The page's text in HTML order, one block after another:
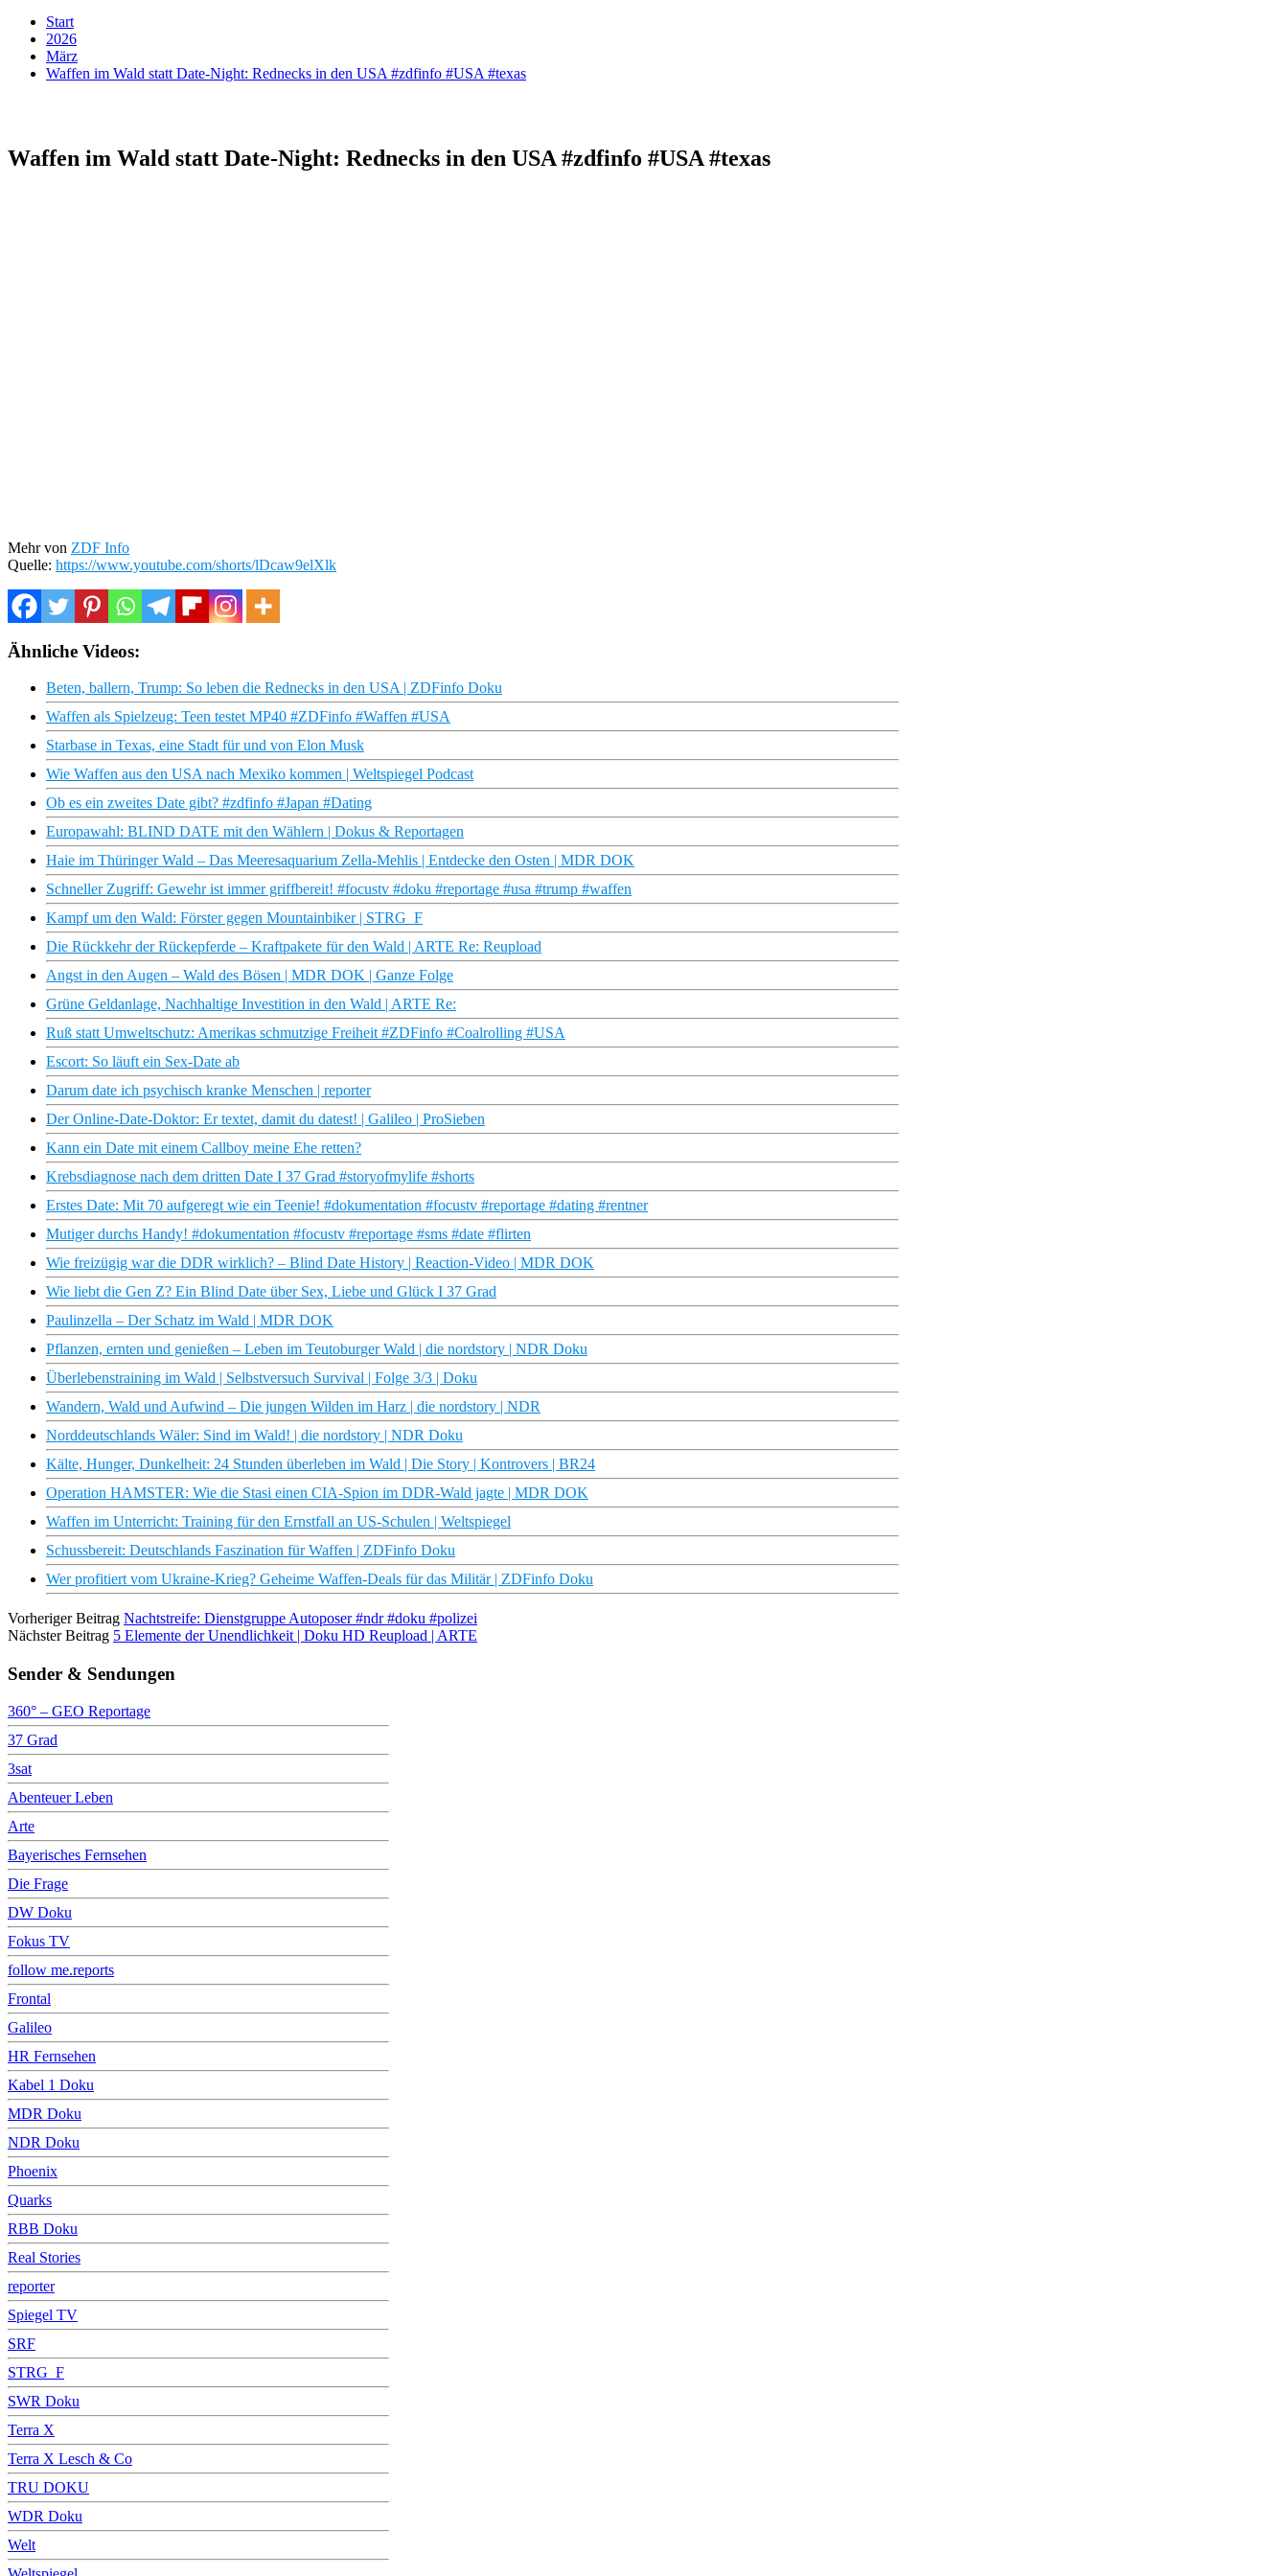
Start
2026
März
Waffen im Wald statt Date-Night: Rednecks in den USA #zdfinfo #USA #texas
Waffen im Wald statt Date-Night: Rednecks in den USA #zdfinfo #USA #texas
Mehr von ZDF Info
Quelle: https://www.youtube.com/shorts/lDcaw9elXlk
Ähnliche Videos:
Beten, ballern, Trump: So leben die Rednecks in den USA | ZDFinfo Doku
Waffen als Spielzeug: Teen testet MP40 #ZDFinfo #Waffen #USA
Starbase in Texas, eine Stadt für und von Elon Musk
Wie Waffen aus den USA nach Mexiko kommen | Weltspiegel Podcast
Ob es ein zweites Date gibt? #zdfinfo #Japan #Dating
Europawahl: BLIND DATE mit den Wählern | Dokus & Reportagen
Haie im Thüringer Wald – Das Meeresaquarium Zella-Mehlis | Entdecke den Osten | MDR DOK
Schneller Zugriff: Gewehr ist immer griffbereit! #focustv #doku #reportage #usa #trump #waffen
Kampf um den Wald: Förster gegen Mountainbiker | STRG_F
Die Rückkehr der Rückepferde – Kraftpakete für den Wald | ARTE Re: Reupload
Angst in den Augen – Wald des Bösen | MDR DOK | Ganze Folge
Grüne Geldanlage, Nachhaltige Investition in den Wald | ARTE Re:
Ruß statt Umweltschutz: Amerikas schmutzige Freiheit #ZDFinfo #Coalrolling #USA
Escort: So läuft ein Sex-Date ab
Darum date ich psychisch kranke Menschen | reporter
Der Online-Date-Doktor: Er textet, damit du datest! | Galileo | ProSieben
Kann ein Date mit einem Callboy meine Ehe retten?
Krebsdiagnose nach dem dritten Date I 37 Grad #storyofmylife #shorts
Erstes Date: Mit 70 aufgeregt wie ein Teenie! #dokumentation #focustv #reportage #dating #rentner
Mutiger durchs Handy! #dokumentation #focustv #reportage #sms #date #flirten
Wie freizügig war die DDR wirklich? – Blind Date History | Reaction‑Video | MDR DOK
Wie liebt die Gen Z? Ein Blind Date über Sex, Liebe und Glück I 37 Grad
Paulinzella – Der Schatz im Wald | MDR DOK
Pflanzen, ernten und genießen – Leben im Teutoburger Wald | die nordstory | NDR Doku
Überlebenstraining im Wald | Selbstversuch Survival | Folge 3/3 | Doku
Wandern, Wald und Aufwind – Die jungen Wilden im Harz | die nordstory | NDR
Norddeutschlands Wäler: Sind im Wald! | die nordstory | NDR Doku
Kälte, Hunger, Dunkelheit: 24 Stunden überleben im Wald | Die Story | Kontrovers | BR24
Operation HAMSTER: Wie die Stasi einen CIA-Spion im DDR-Wald jagte | MDR DOK
Waffen im Unterricht: Training für den Ernstfall an US-Schulen | Weltspiegel
Schussbereit: Deutschlands Faszination für Waffen | ZDFinfo Doku
Wer profitiert vom Ukraine-Krieg? Geheime Waffen-Deals für das Militär | ZDFinfo Doku
Vorheriger Beitrag Nachtstreife: Dienstgruppe Autoposer #ndr #doku #polizei
Nächster Beitrag 5 Elemente der Unendlichkeit | Doku HD Reupload | ARTE
Sender & Sendungen
360° – GEO Reportage
37 Grad
3sat
Abenteuer Leben
Arte
Bayerisches Fernsehen
Die Frage
DW Doku
Fokus TV
follow me.reports
Frontal
Galileo
HR Fernsehen
Kabel 1 Doku
MDR Doku
NDR Doku
Phoenix
Quarks
RBB Doku
Real Stories
reporter
Spiegel TV
SRF
STRG_F
SWR Doku
Terra X
Terra X Lesch & Co
TRU DOKU
WDR Doku
Welt